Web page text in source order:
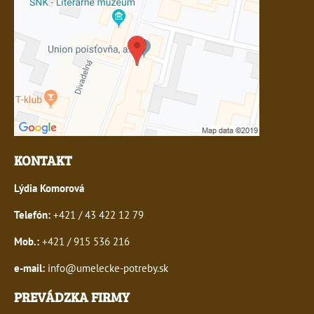
KONTAKT
Lýdia Komorová
Telefón: +421 / 43 422 12 79
Mob.: +421 / 915 536 216
e-mail: info@umelecke-potreby.sk
PREVÁDZKA FIRMY